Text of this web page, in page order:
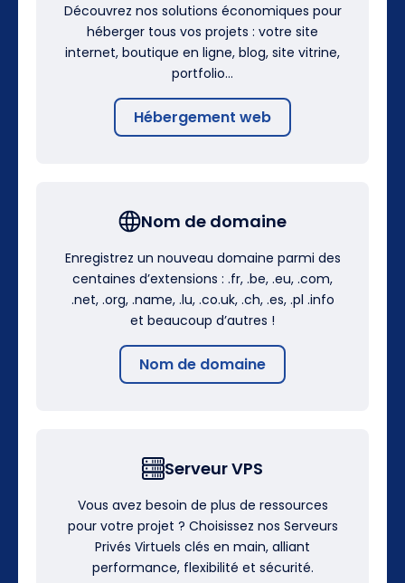
Découvrez nos solutions économiques pour
héberger tous vos projets : votre site
internet, boutique en ligne, blog, site vitrine,
portfolio…
Hébergement web
Nom de domaine
Enregistrez un nouveau domaine parmi des
centaines d’extensions : .fr, .be, .eu, .com,
.net, .org, .name, .lu, .co.uk, .ch, .es, .pl .info
et beaucoup d’autres !
Nom de domaine
Serveur VPS
Vous avez besoin de plus de ressources
pour votre projet ? Choisissez nos Serveurs
Privés Virtuels clés en main, alliant
performance, flexibilité et sécurité.